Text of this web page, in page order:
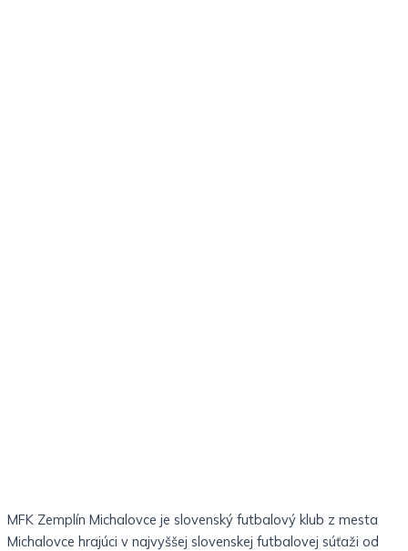
MFK Zemplín Michalovce je slovenský futbalový klub z mesta
Michalovce hrajúci v najvyššej slovenskej futbalovej súťaži od